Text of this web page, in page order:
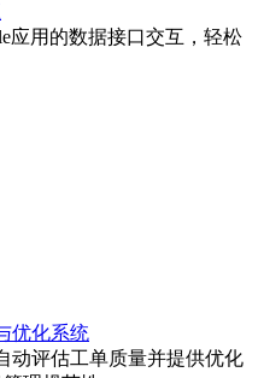
应用的数据接口交互，轻松
优化系统
动评估工单质量并提供优化